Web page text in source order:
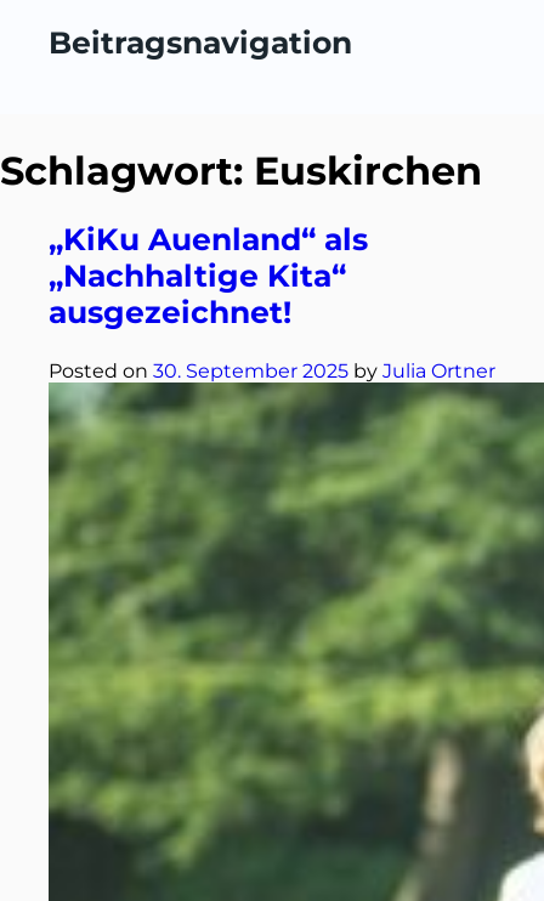
Schlagwort: Euskirchen
„KiKu Auenland“ als
„Nachhaltige Kita“
ausgezeichnet!
Posted on 30. September 2025 by Julia Ortner
Beitragsnavigation